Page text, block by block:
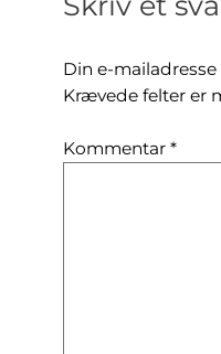
Din e-
Krævede felter er
Kommentar*